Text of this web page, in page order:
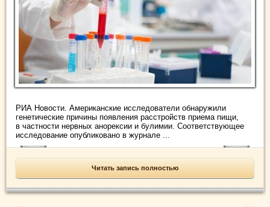
РИА Новости. Американские исследователи обнаружили
генетические причины появления расстройств приема пищи,
в частности нервных анорексии и булимии. Соответствующее
исследование опубликовано в журнале ...
Читать запись полностью